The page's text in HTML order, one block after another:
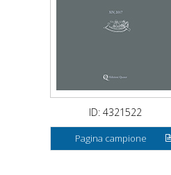
ID: 4321522
Pagina campione